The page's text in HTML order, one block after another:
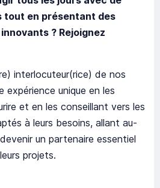
tout en présentant des
? Rejoignez
interlocuteur(rice) de nos
expérience unique en les
et en les conseillant vers les
à leurs besoins, allant au-
un partenaire essentiel
projets.